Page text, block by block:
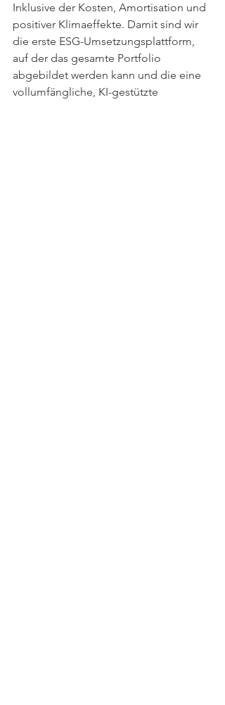
Inklusive der Kosten, Amortisation und
positiver Klimaeffekte. Damit sind wir
die erste ESG-Umsetzungsplattform,
auf der das gesamte Portfolio
abgebildet werden kann und die eine
vollumfängliche, KI-gestützte